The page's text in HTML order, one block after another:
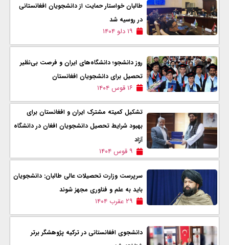
طالبان خواستار حمایت از دانشجویان افغانستانی
در روسیه شد
۱۹ دلو ۱۴۰۴
روز دانشجو؛ دانشگا‌ه‌های ایران و فرصت بی‌نظیر
تحصیل برای دانشجویان افغانستان
۱۶ قوس ۱۴۰۴
تشکیل کمیته مشترک ایران و افغانستان برای
بهبود شرایط تحصیل دانشجویان افغان در دانشگاه
آزاد
۹ قوس ۱۴۰۴
سرپرست وزارت تحصیلات عالی طالبان: دانشجویان
باید به علم و فناوری مجهز شوند
۲۹ عقرب ۱۴۰۴
دانشجوی افغانستانی در ترکیه پژوهشگر برتر